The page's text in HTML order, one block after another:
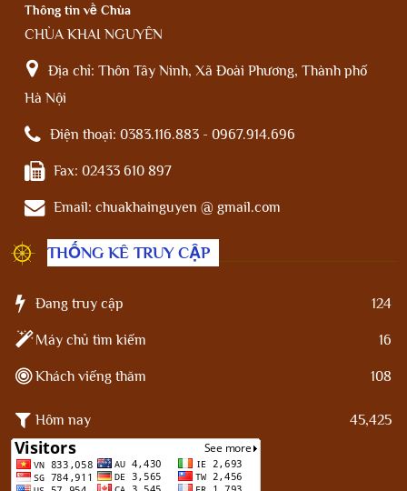
Thông tin về Chùa
CHÙA KHAI NGUYÊN
Địa chỉ: Thôn Tây Ninh, Xã Đoài Phương, Thành phố
Hà Nội
Điện thoại: 0383.116.883 - 0967.914.696
Fax: 02433 610 897
Email: chuakhainguyen @ gmail.com
THỐNG KÊ TRUY CẬP
Đang truy cập 124
Máy chủ tìm kiếm 16
Khách viếng thăm 108
Hôm nay 45,425